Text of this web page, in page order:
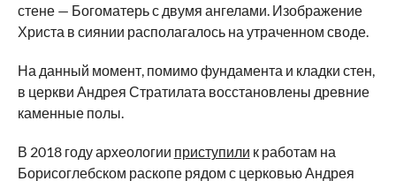
стене — Богоматерь с двумя ангелами. Изображение
Христа в сиянии располагалось на утраченном своде.
На данный момент, помимо фундамента и кладки стен,
в церкви Андрея Стратилата восстановлены древние
каменные полы.
В 2018 году археологии приступили к работам на
Борисоглебском раскопе рядом с церковью Андрея